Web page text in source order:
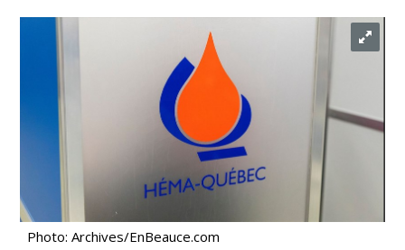
Photo: Archives/EnBeauce.com